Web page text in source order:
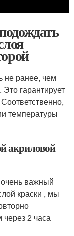
не ранее, чем
гарантирует
температуры
акриловой
важный
краски , мы
через 2 часа